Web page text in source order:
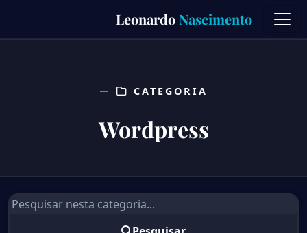
content
Leonardo Nascimento
CATEGORIA
Wordpress